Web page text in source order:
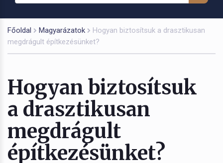
Főoldal Magyarázatok
Hogyan biztosítsuk a drasztikusan
megdrágult építkezésünket?
Hogyan biztosítsuk
a drasztikusan
megdrágult
építkezésünket?